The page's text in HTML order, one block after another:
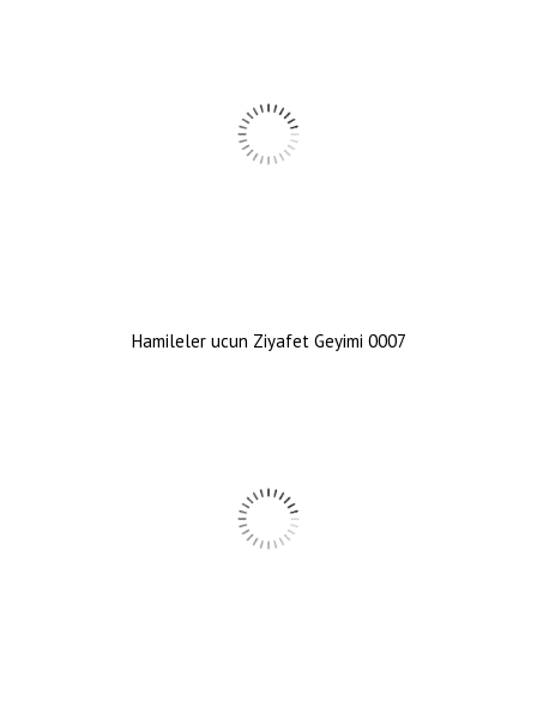
Hamileler ucun Ziyafet Geyimi 0007